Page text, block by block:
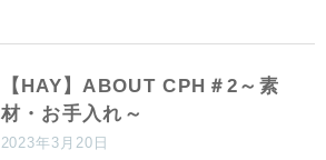
【HAY】ABOUT CPH＃2～素
材・お手入れ～
2023年3月20日